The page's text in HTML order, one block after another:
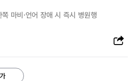
쪽 마비·언어 장애 시 즉시 병원행